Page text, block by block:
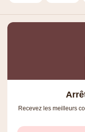
Recevez les meilleurs